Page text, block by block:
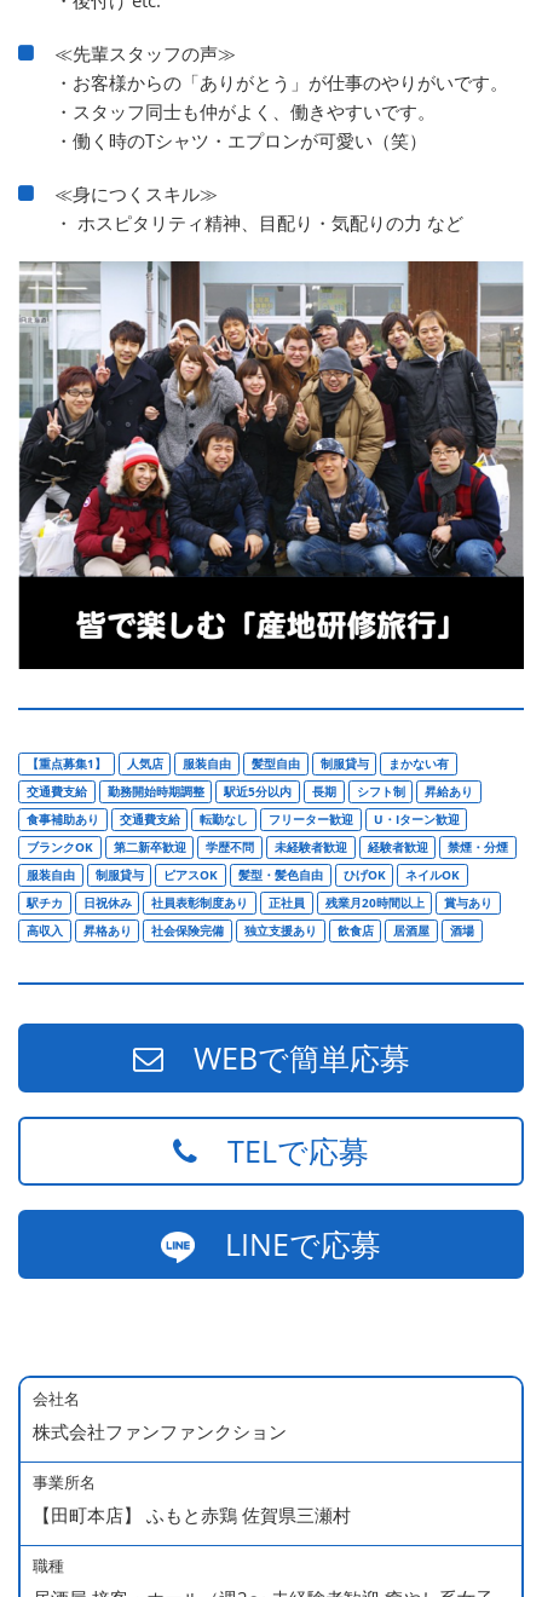
≪先輩スタッフの声≫
・お客様からの「ありがとう」が仕事のやりがいです。
・スタッフ同士も仲がよく、働きやすいです。
・働く時のTシャツ・エプロンが可愛い（笑）
≪身につくスキル≫
・ ホスピタリティ精神、目配り・気配りの力 など
【重点募集1】 人気店 服装自由 髪型自由 制服貸与
まかない有
交通費支給
勤務開始時期調整 駅近5分以内 長期 シフト制
昇給あり
食事補助あり
交通費支給 転勤なし フリーター歓迎
U・Iターン歓迎
ブランクOK
第二新卒歓迎 学歴不問 未経験者歓迎 経験者歓迎
禁煙・分煙
服装自由
制服貸与 ピアスOK 髪型・髪色自由 ひげOK
ネイルOK
駅チカ
日祝休み 社員表彰制度あり 正社員 残業月20時間以上
賞与あり
高収入
昇格あり 社会保険完備 独立支援あり 飲食店 居酒屋 酒場
WEBで簡単応募
TELで応募
LINEで応募
会社名
株式会社ファンファンクション
事業所名
【田町本店】 ふもと赤鶏 佐賀県三瀬村
職種